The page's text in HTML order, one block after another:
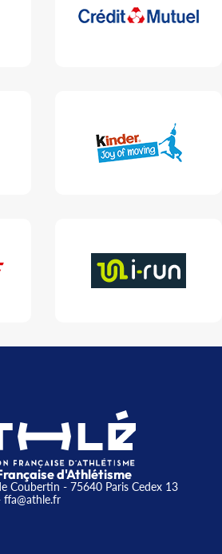
d'Athlétisme
Coubertin - 75640 Paris Cedex 13